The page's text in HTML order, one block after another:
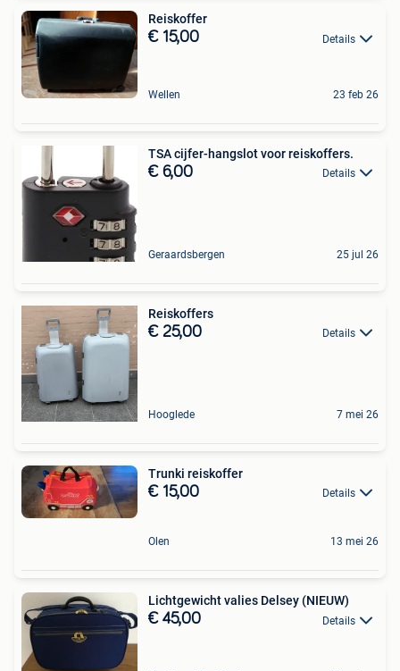
Reiskoffer
€ 15,00 Details
Wellen 23 feb 26
TSA cijfer-hangslot voor reiskoffers.
€ 6,00 Details
Geraardsbergen 25 jul 26
Reiskoffers
€ 25,00 Details
Hooglede 7 mei 26
Trunki reiskoffer
€ 15,00 Details
Olen 13 mei 26
Lichtgewicht valies Delsey (NIEUW)
€ 45,00 Details